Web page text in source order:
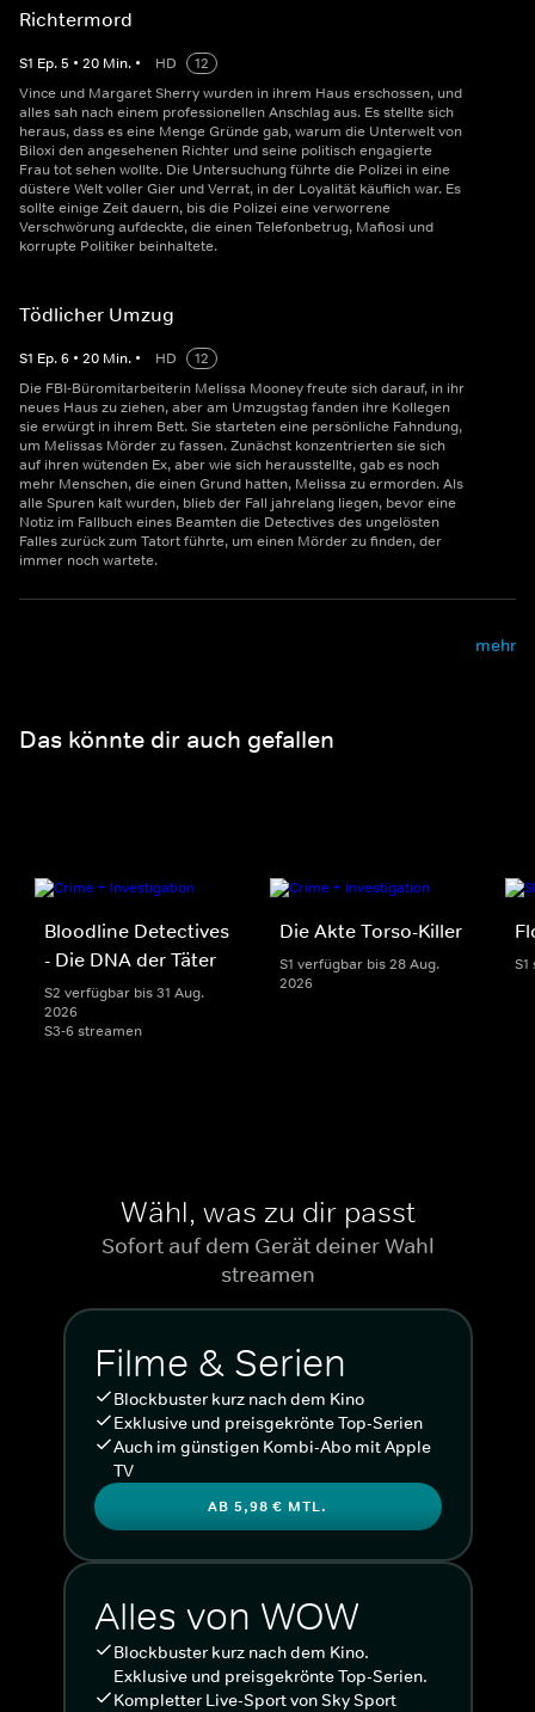
Richtermord
S1 Ep.5 • 20 Min. • HD
12
Vince und Margaret Sherry wurden in ihrem Haus erschossen, und
alles sah nach einem professionellen Anschlag aus. Es stellte sich
heraus, dass es eine Menge Gründe gab, warum die Unterwelt von
Biloxi den angesehenen Richter und seine politisch engagierte
Frau tot sehen wollte. Die Untersuchung führte die Polizei in eine
düstere Welt voller Gier und Verrat, in der Loyalität käuflich war. Es
sollte einige Zeit dauern, bis die Polizei eine verworrene
Verschwörung aufdeckte, die einen Telefonbetrug, Mafiosi und
korrupte Politiker beinhaltete.
Tödlicher Umzug
S1 Ep.6 • 20 Min. • HD
12
Die FBI-Büromitarbeiterin Melissa Mooney freute sich darauf, in ihr
neues Haus zu ziehen, aber am Umzugstag fanden ihre Kollegen
sie erwürgt in ihrem Bett. Sie starteten eine persönliche Fahndung,
um Melissas Mörder zu fassen. Zunächst konzentrierten sie sich
auf ihren wütenden Ex, aber wie sich herausstellte, gab es noch
mehr Menschen, die einen Grund hatten, Melissa zu ermorden. Als
alle Spuren kalt wurden, blieb der Fall jahrelang liegen, bevor eine
Notiz im Fallbuch eines Beamten die Detectives des ungelösten
Falles zurück zum Tatort führte, um einen Mörder zu finden, der
immer noch wartete.
mehr
Das könnte dir auch gefallen
Bloodline Detectives
- Die DNA der Täter
S2 verfügbar bis 31 Aug.
2026
S3-6 streamen
Die Akte Torso-Killer
S1 verfügbar bis 28 Aug.
2026
Wähl, was zu dir passt
Sofort auf dem Gerät deiner Wahl
streamen
Filme & Serien
Blockbuster kurz nach dem Kino
Exklusive und preisgekrönte Top-Serien
Auch im günstigen Kombi-Abo mit Apple
TV
AB 5,98 € MTL.
Alles von WOW
Blockbuster kurz nach dem Kino.
Exklusive und preisgekrönte Top-Serien.
Kompletter Live-Sport von Sky Sport